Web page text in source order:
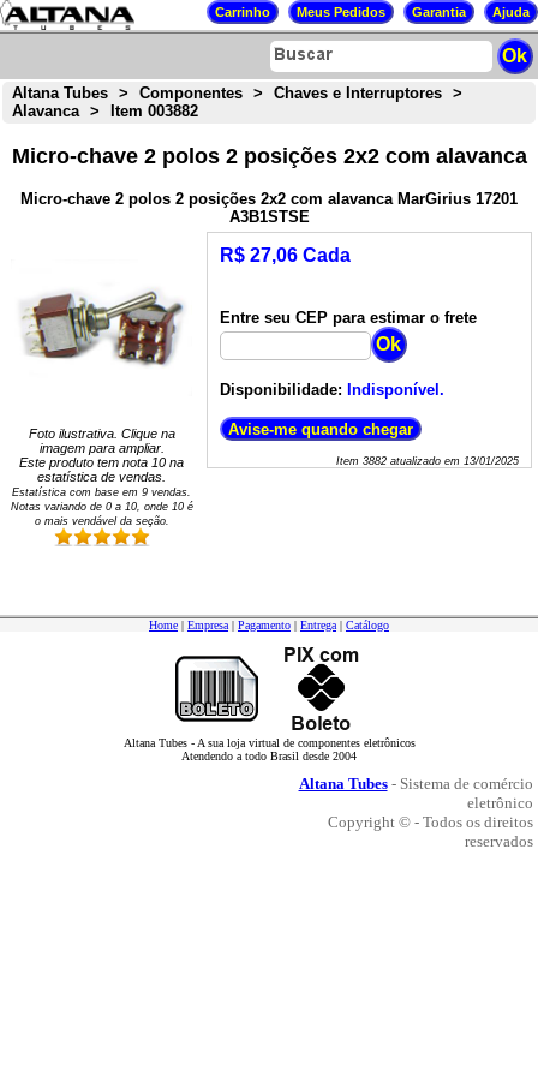
Altana Tubes > Componentes > Chaves e Interruptores
>
Alavanca
> Item 003882
Micro-chave 2 polos 2 posições 2x2 com alavanca
Micro-chave 2 polos 2 posições 2x2 com alavanca MarGirius 17201
A3B1STSE
Foto ilustrativa. Clique na
imagem para ampliar.
Este produto tem nota 10 na
estatística de vendas.
Estatística com base em 9 vendas.
Notas variando de 0a 10, onde 10 é
o mais vendável da seção.
R$ 27,06 Cada
Entre seu CEP para estimar o frete
Disponibilidade: Indisponível.
Item 3882atualizado em 13/01/2025
Home | Empresa | Pagamento | Entrega | Catálogo
Altana Tubes - A sua loja virtual de componentes eletrônicos
Atendendo a todo Brasil desde 2004
Altana Tubes- Sistema de comércio
eletrônico
Copyright © - Todos os direitos
reservados